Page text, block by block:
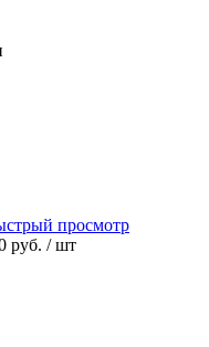
просмотр
руб. / шт